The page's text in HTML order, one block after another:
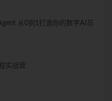
从0到1打造你的数字AI员
实战营